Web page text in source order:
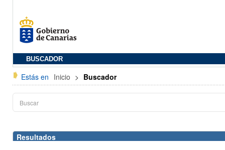
BUSCADOR
Estás en Inicio > Buscador
Resultados